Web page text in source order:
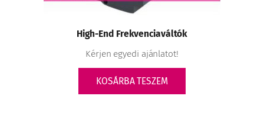
High-End Frekvenciaváltók
Kérjen egyedi ajánlatot!
KOSÁRBA TESZEM